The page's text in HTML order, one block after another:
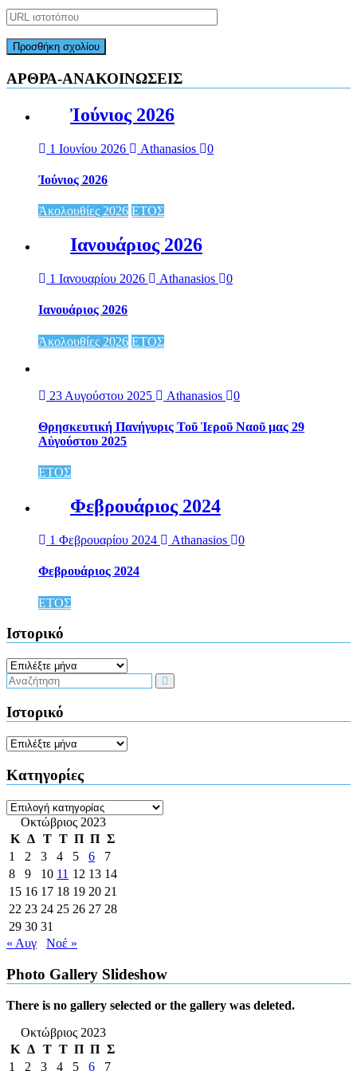
ΑΡΘΡΑ-ΑΝΑΚΟΙΝΩΣΕΙΣ
Ἰούνιος 2026
1 Ιουνίου 2026 Athanasios 0
Ἰούνιος 2026
Ἀκολουθίες 2026 ΕΤΟΣ
Ιανουάριος 2026
1 Ιανουαρίου 2026 Athanasios 0
Ιανουάριος 2026
Ἀκολουθίες 2026 ΕΤΟΣ
23 Αυγούστου 2025 Athanasios 0
Θρησκευτική Πανήγυρις Τοῦ Ἱεροῦ Ναοῦ μας 29
Αὐγούστου 2025
ΕΤΟΣ
Φεβρουάριος 2024
1 Φεβρουαρίου 2024 Athanasios 0
Φεβρουάριος 2024
ΕΤΟΣ
Ιστορικό
Ιστορικό
Ιστορικό
Ιστορικό
Kατηγορίες
Kατηγορίες
Οκτώβριος 2023
Κ Δ Τ Τ Π Π Σ
1
2 3 4 5 6
7
8
9 10 11 12 13 14
15 16 17 18 19 20 21
22 23 24 25 26 27 28
29 30 31
« Αυγ
Νοέ »
Photo Gallery Slideshow
There is no gallery selected or the gallery was deleted.
Οκτώβριος 2023
Κ Δ Τ Τ Π Π Σ
1
2 3 4 5 6 7